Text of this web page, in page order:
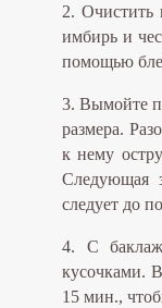
2. Очистить
имбирь и
помощью
3. Вымойте
размера.
к нему
Следующая
следует до
4. С
кусочками.
15 мин.,